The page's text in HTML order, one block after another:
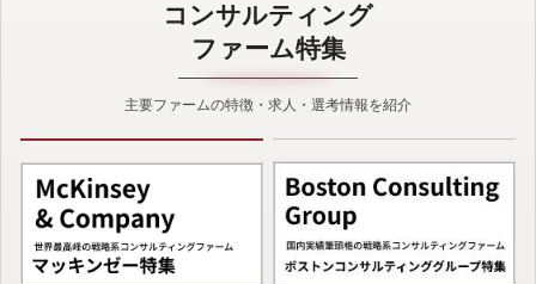
コンサルティング
ファーム特集
主要ファームの特徴・求人・選考情報を紹介